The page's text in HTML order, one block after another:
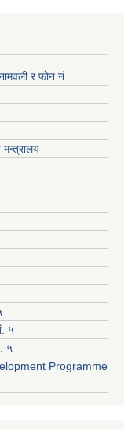
र फाेन न‌ं.
मन्त्रालय
५
५
Programme